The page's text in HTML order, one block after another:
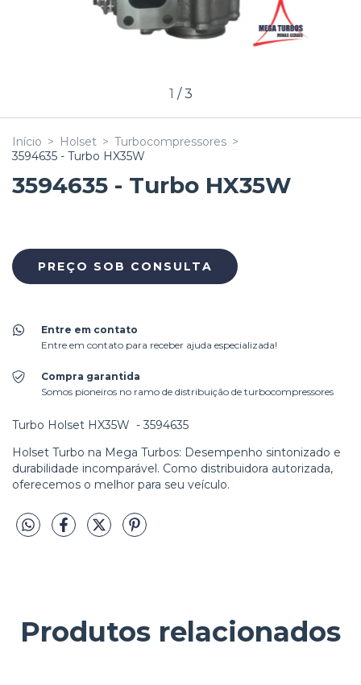
1 /3
Início > Holset > Turbocompressores >
3594635 - Turbo HX35W
3594635 - Turbo HX35W
Entre em contato
Entre em contato para receber ajuda especializada!
Compra garantida
Somos pioneiros no ramo de distribuição de turbocompressores
Turbo Holset HX35W - 3594635
Holset Turbo na Mega Turbos: Desempenho sintonizado e
durabilidade incomparável. Como distribuidora autorizada,
oferecemos o melhor para seu veículo.
Produtos relacionados